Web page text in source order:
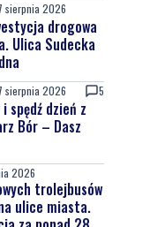
sierpnia 2026
drogowa
Ulica Sudecka
sierpnia 2026 5
spędź dzień z
Bór – Dasz
2026
trolejbusów
ulice miasta.